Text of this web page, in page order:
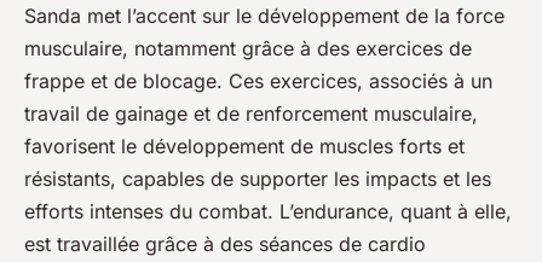
Sanda met l’accent sur le développement de la force
musculaire, notamment grâce à des exercices de
frappe et de blocage. Ces exercices, associés à un
travail de gainage et de renforcement musculaire,
favorisent le développement de muscles forts et
résistants, capables de supporter les impacts et les
efforts intenses du combat. L’endurance, quant à elle,
est travaillée grâce à des séances de cardio